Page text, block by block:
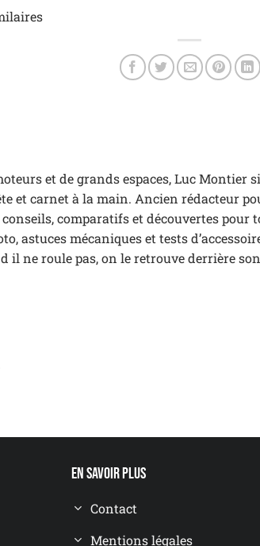
et de grands espaces, Luc Montier
et carnet à la main. Ancien rédacteur
conseils, comparatifs et découvertes
astuces mécaniques et tests
il ne roule pas, on le retrouve derrière
En savoir plus
Contact
Mentions légales